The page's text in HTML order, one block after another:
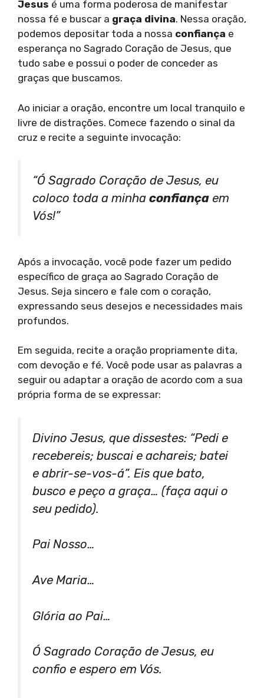
Jesus é uma forma poderosa de manifestar
nossa fé e buscar a graça divina. Nessa oração,
podemos depositar toda a nossa confiança e
esperança no Sagrado Coração de Jesus, que
tudo sabe e possui o poder de conceder as
graças que buscamos.
Ao iniciar a oração, encontre um local tranquilo e
livre de distrações. Comece fazendo o sinal da
cruz e recite a seguinte invocação:
“Ó Sagrado Coração de Jesus, eu
coloco toda a minha confiança em
Vós!”
Após a invocação, você pode fazer um pedido
específico de graça ao Sagrado Coração de
Jesus. Seja sincero e fale com o coração,
expressando seus desejos e necessidades mais
profundos.
Em seguida, recite a oração propriamente dita,
com devoção e fé. Você pode usar as palavras a
seguir ou adaptar a oração de acordo com a sua
própria forma de se expressar:
Divino Jesus, que dissestes: “Pedi e
recebereis; buscai e achareis; batei
e abrir-se-vos-á”. Eis que bato,
busco e peço a graça… (faça aqui o
seu pedido).
Pai Nosso…
Ave Maria…
Glória ao Pai…
Ó Sagrado Coração de Jesus, eu
confio e espero em Vós.